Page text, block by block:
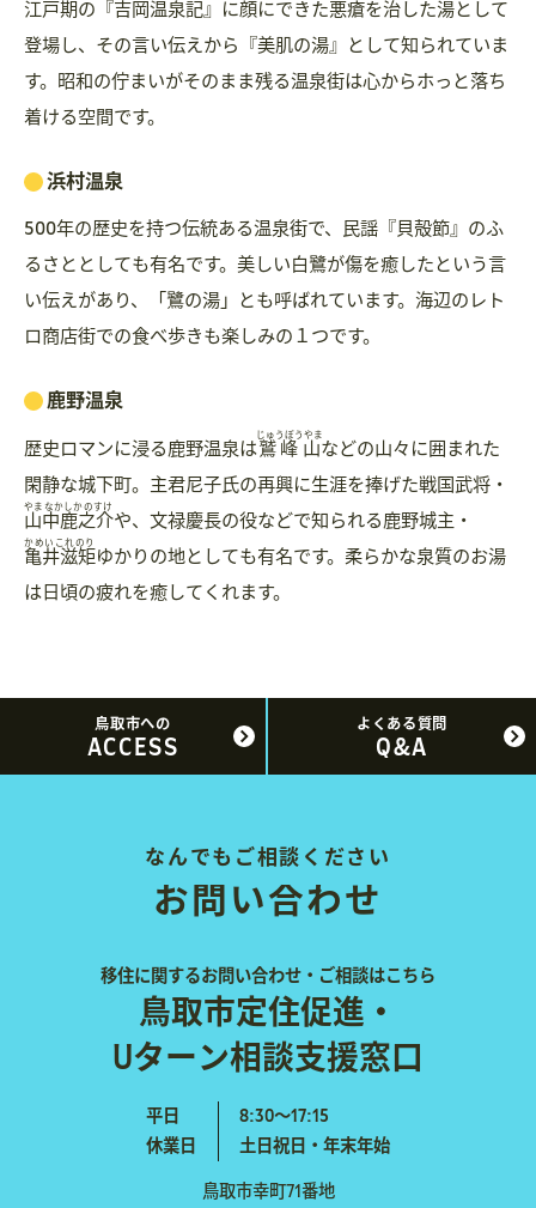
江戸期の『吉岡温泉記』に顔にできた悪瘡を治した湯として
登場し、その言い伝えから『美肌の湯』として知られていま
す。昭和の佇まいがそのまま残る温泉街は心からホっと落ち
着ける空間です。
浜村温泉
500年の歴史を持つ伝統ある温泉街で、民謡『貝殻節』のふ
るさととしても有名です。美しい白鷺が傷を癒したという言
い伝えがあり、「鷺の湯」とも呼ばれています。海辺のレト
ロ商店街での食べ歩きも楽しみの１つです。
鹿野温泉
歴史ロマンに浸る鹿野温泉は鷲峰山
じゅうぼうやま
などの山々に囲まれた
閑静な城下町。主君尼子氏の再興に生涯を捧げた戦国武将・
山中鹿之介
やまなかしかのすけ
や、文禄慶長の役などで知られる鹿野城主・
亀井滋矩
かめいこれのり
ゆかりの地としても有名です。柔らかな泉質のお湯
は日頃の疲れを癒してくれます。
鳥取市への
ACCESS
よくある質問
Q&A
なんでもご相談ください
お問い合わせ
移住に関するお問い合わせ・ご相談はこちら
鳥取市定住促進・
Uターン相談支援窓口
平日
8:30〜17:15
休業日
土日祝日・年末年始
鳥取市幸町71番地